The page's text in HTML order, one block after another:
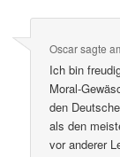
Oscarsagte
Ich bin
Moral-
den
als den
vor anderer